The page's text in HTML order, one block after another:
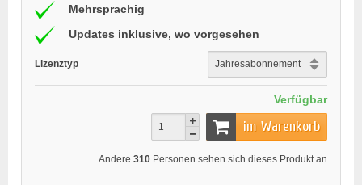
Mehrsprachig
Updates inklusive, wo vorgesehen
Lizenztyp
Verfügbar
im Warenkorb
Andere 310 Personen sehen sich dieses Produkt an